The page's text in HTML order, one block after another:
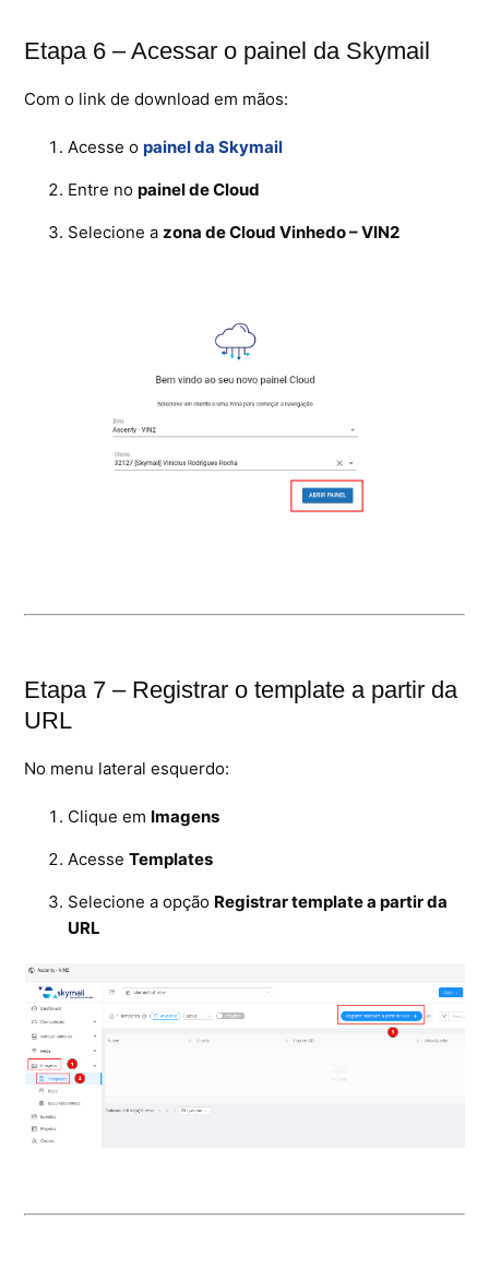
Etapa 6 – Acessar o painel da Skymail
Com o link de download em mãos:
Acesse opainel da Skymail
Entre nopainel de Cloud
Selecione azona de Cloud Vinhedo – VIN2
Etapa 7 – Registrar o template a partir da
URL
No menu lateral esquerdo:
Clique em Imagens
AcesseTemplates
Selecione a opção Registrar template a partir da
URL